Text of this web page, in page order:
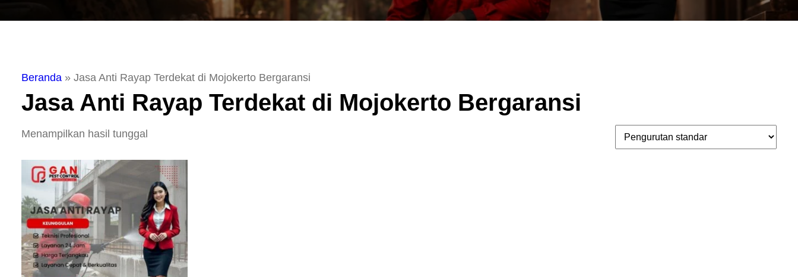
Beranda » Jasa Anti Rayap Terdekat di Mojokerto Bergaransi
Jasa Anti Rayap Terdekat di Mojokerto Bergaransi
Menampilkan hasil tunggal